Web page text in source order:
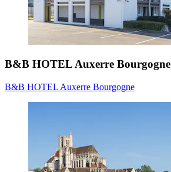
B&B HOTEL Auxerre Bourgogne
B&B HOTEL Auxerre Bourgogne